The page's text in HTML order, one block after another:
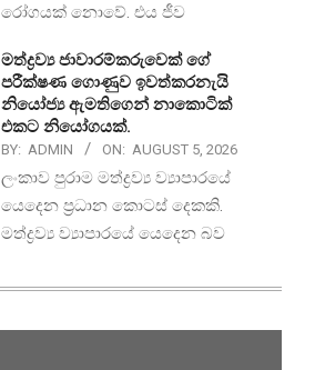
රෝගයක් නොවේ. එය ජීව
මත්ද්‍රව්‍ය ජාවාරම්කරුවෙක් ගේ
පරීක්ෂණ ගොණුව ඉවත්කරනැයි
නියෝජ්‍ය ඇමතිගෙන් නාකොටික්
එකට නියෝගයක්.
BY: ADMIN ON: AUGUST 5, 2026
ලංකාව පුරාම මත්ද්‍රව්‍ය ව්‍යාපාරයේ
යෙදෙන ප්‍රධාන කොටස් දෙකකි.
මත්ද්‍රව්‍ය ව්‍යාපාරයේ යෙදෙන බව